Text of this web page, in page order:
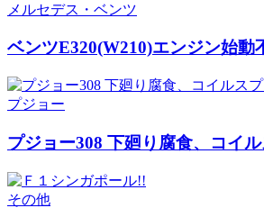
メルセデス・ベンツ
ベンツE320(W210)エンジン始動
プジョー
プジョー308 下廻り腐食、コイ
その他